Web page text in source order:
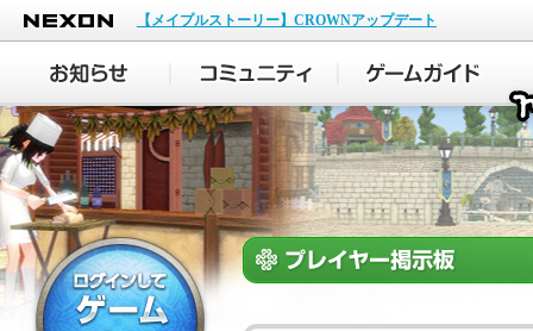
NEXON
【メイプルストーリー】CROWNアップデート